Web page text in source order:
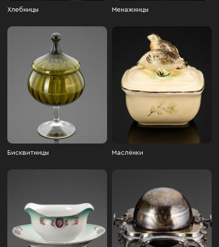
Хлебницы Менажницы
Бисквитницы Маслёнки